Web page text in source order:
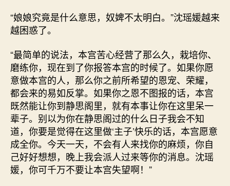
“娘娘究竟是什么意思，奴婢不太明白。”沈瑶媛越来
越困惑了。
“最简单的说法，本宫苦心经营了那么久，栽培你、
磨练你，现在到了你报答本宫的时候了。如果你愿
意做本宫的人，那么你之前所希望的恩宠、荣耀，
都会来的易如反掌。如果你之恩不图报的话，本宫
既然能让你到静思阁里，就有本事让你在这里呆一
辈子。别以为你在静思阁过的什么日子我会不知
道，你要是觉得在这里做‘主子’快乐的话，本宫愿意
成全你。今天一天，不会有人来找你的麻烦，你自
己好好想想，晚上我会派人过来等你的消息。沈瑶
媛，你可千万不要让本宫失望啊！”